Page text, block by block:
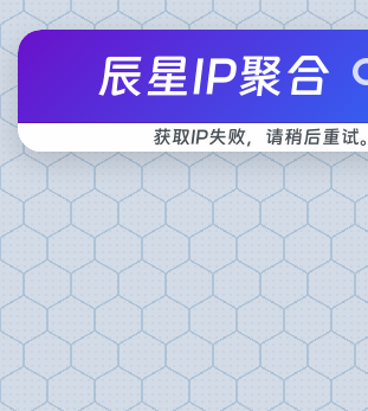
辰星IP聚合
获取IP失败，请稍后重试。